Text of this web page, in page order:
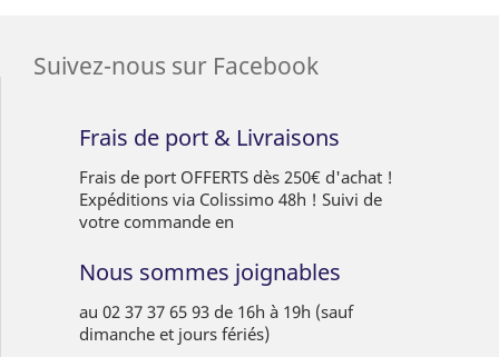
Suivez-nous sur Facebook
Frais de port & Livraisons
Frais de port OFFERTS dès 250€ d'achat !
Expéditions via Colissimo 48h ! Suivi de
votre commande en
Nous sommes joignables
au 02 37 37 65 93 de 16h à 19h (sauf
dimanche et jours fériés)